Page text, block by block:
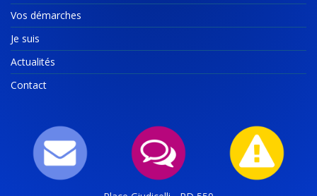
Vos démarches
Je suis
Actualités
Contact